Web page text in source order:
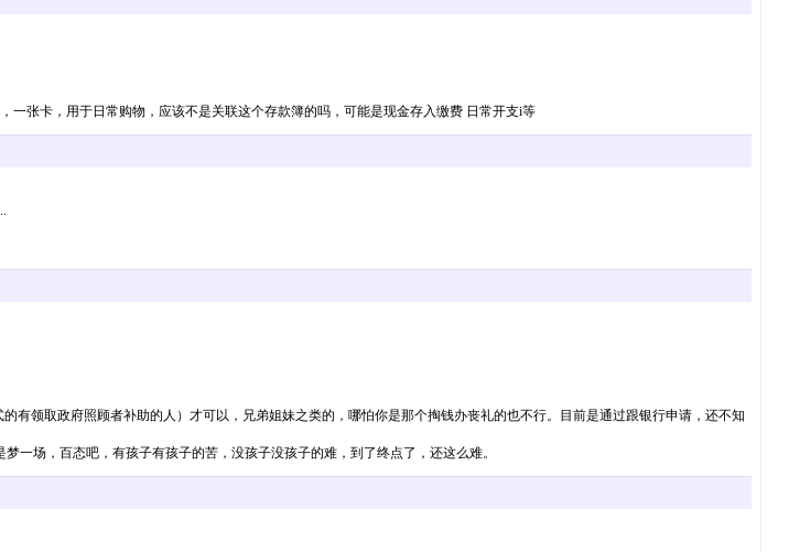
张卡，用于日常购物，应该不是关联这个存款簿的吗，可能是现金存入缴费 日常开支i等
有领取政府照顾者补助的人）才可以，兄弟姐妹之类的，哪怕你是那个掏钱办丧礼的也不行。目前是通过跟银行申请，还不知
一场，百态吧，有孩子有孩子的苦，没孩子没孩子的难，到了终点了，还这么难。